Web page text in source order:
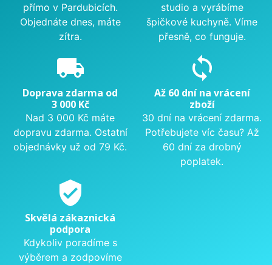
přímo v Pardubicích.
Objednáte dnes, máte
zítra.
studio a vyrábíme
špičkové kuchyně. Víme
přesně, co funguje.
local_shipping
Doprava zdarma od
3 000 Kč
Nad 3 000 Kč máte
dopravu zdarma. Ostatní
objednávky už od 79 Kč.
sync
Až 60 dní na vrácení
zboží
30 dní na vrácení zdarma.
Potřebujete víc času? Až
60 dní za drobný
poplatek.
verified_user
Skvělá zákaznická
podpora
Kdykoliv poradíme s
výběrem a zodpovíme